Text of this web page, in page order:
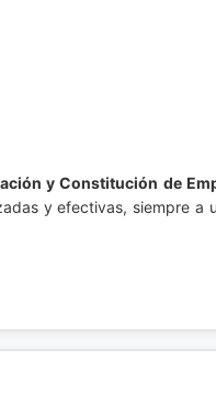
y Constitución de
y efectivas, siempre a